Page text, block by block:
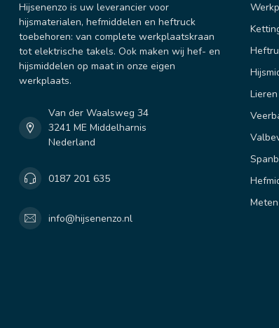
Hijsenenzo is uw leverancier voor
hijsmaterialen, hefmiddelen en heftruck
toebehoren: van complete werkplaatskraan
tot elektrische takels. Ook maken wij hef- en
hijsmiddelen op maat in onze eigen
werkplaats.
Van der Waalsweg 34
3241 ME Middelharnis
Nederland
0187 201 635
info@hijsenenzo.nl